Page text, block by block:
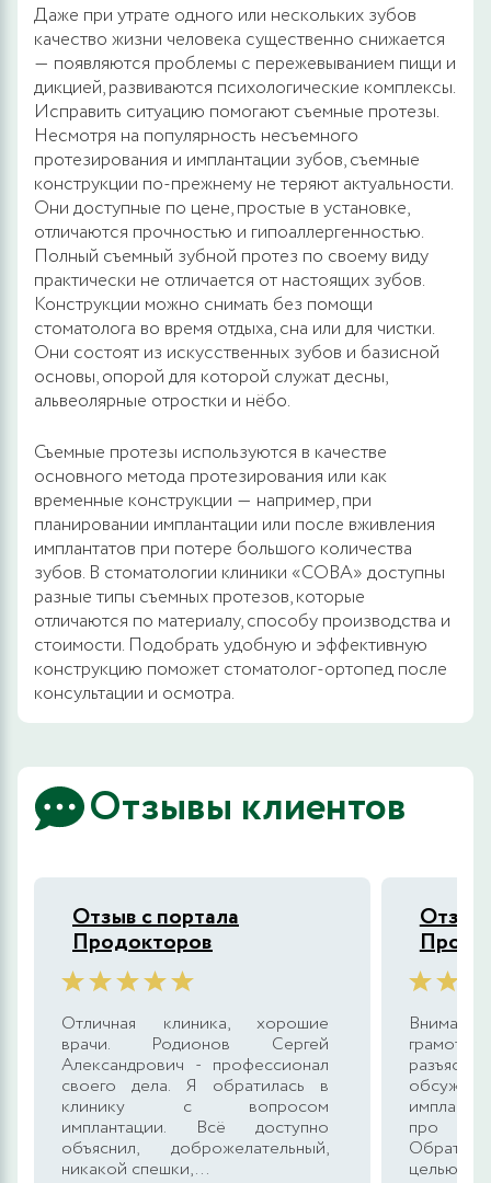
Даже при утрате одного или нескольких зубов
качество жизни человека существенно снижается
― появляются проблемы с пережевыванием пищи и
дикцией, развиваются психологические комплексы.
Исправить ситуацию помогают съемные протезы.
Несмотря на популярность несъемного
протезирования и имплантации зубов, съемные
конструкции по-прежнему не теряют актуальности.
Они доступные по цене, простые в установке,
отличаются прочностью и гипоаллергенностью.
Полный съемный зубной протез по своему виду
практически не отличается от настоящих зубов.
Конструкции можно снимать без помощи
стоматолога во время отдыха, сна или для чистки.
Они состоят из искусственных зубов и базисной
основы, опорой для которой служат десны,
альвеолярные отростки и нёбо.
Съемные протезы используются в качестве
основного метода протезирования или как
временные конструкции ― например, при
планировании имплантации или после вживления
имплантатов при потере большого количества
зубов. В стоматологии клиники «СОВА» доступны
разные типы съемных протезов, которые
отличаются по материалу, способу производства и
стоимости. Подобрать удобную и эффективную
конструкцию поможет стоматолог-ортопед после
консультации и осмотра.
Отзывы клиентов
Отзыв с портала
Продокторов
Отличная клиника, хорошие
врачи. Родионов Сергей
Александрович - профессионал
своего дела. Я обратилась в
клинику с вопросом
имплантации. Всё доступно
объяснил, доброжелательный,
никакой спешки,...
Отзыв
про
целью